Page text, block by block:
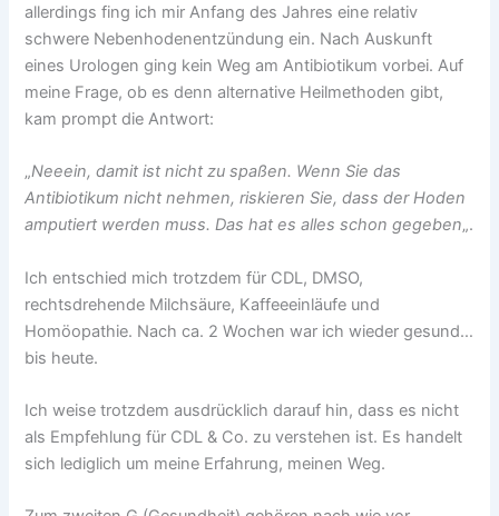
allerdings fing ich mir Anfang des Jahres eine relativ
schwere Nebenhodenentzündung ein. Nach Auskunft
eines Urologen ging kein Weg am Antibiotikum vorbei. Auf
meine Frage, ob es denn alternative Heilmethoden gibt,
kam prompt die Antwort:
„Neeein, damit ist nicht zu spaßen. Wenn Sie das
Antibiotikum nicht nehmen, riskieren Sie, dass der Hoden
amputiert werden muss. Das hat es alles schon gegeben„.
Ich entschied mich trotzdem für CDL, DMSO,
rechtsdrehende Milchsäure, Kaffeeeinläufe und
Homöopathie. Nach ca. 2 Wochen war ich wieder gesund…
bis heute.
Ich weise trotzdem ausdrücklich darauf hin, dass es nicht
als Empfehlung für CDL & Co. zu verstehen ist. Es handelt
sich lediglich um meine Erfahrung, meinen Weg.